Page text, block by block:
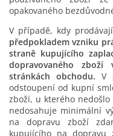
opakovaného
V případě, kdy
předpokladem vzniku
straně kupujícího
dopravovaného
stránkách obchodu. V
odstoupení od kupní
zboží, u kterého
nedosahuje minimální
na dopravu zboží
kupujícího na